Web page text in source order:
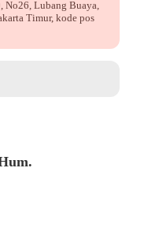
No26, Lubang Buaya,
Timur, kode pos